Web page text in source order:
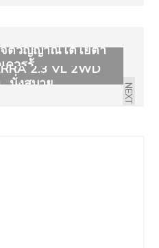
จิตวิญญาณโตโยต้า
วรรู้
NEXT
2.3 VL 2WD
นั่งสบาย